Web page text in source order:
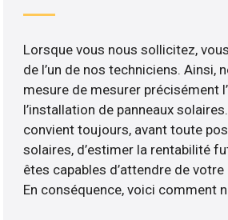
Lorsque vous nous sollicitez,
de l’un de nos techniciens. Ainsi,
mesure de mesurer précisément
l’installation de panneaux solaires.
convient toujours, avant toute
solaires, d’estimer la rentabilité
êtes capables d’attendre de
En conséquence, voici comment